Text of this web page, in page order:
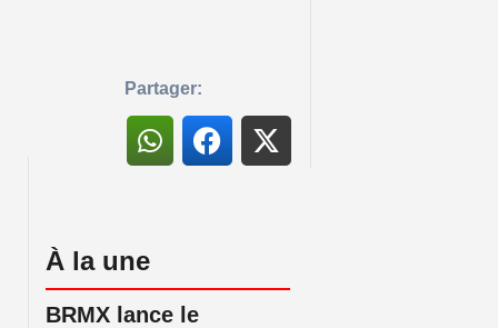
Partager:
À la une
BRMX lance le